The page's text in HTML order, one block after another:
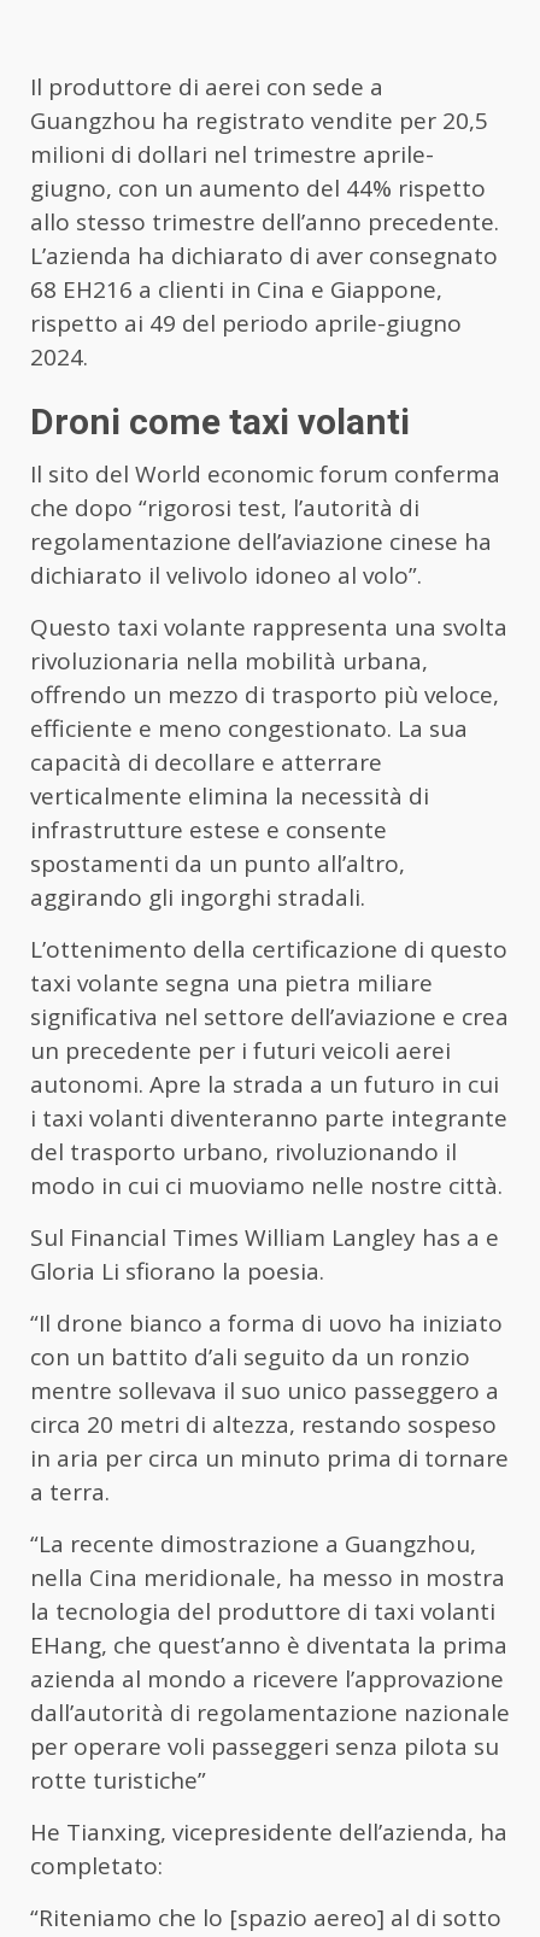
Il produttore di aerei con sede a
Guangzhou ha registrato vendite per 20,5
milioni di dollari nel trimestre aprile-
giugno, con un aumento del 44% rispetto
allo stesso trimestre dell’anno precedente.
L’azienda ha dichiarato di aver consegnato
68 EH216 a clienti in Cina e Giappone,
rispetto ai 49 del periodo aprile-giugno
2024.
Droni come taxi volanti
Il sito del World economic forum conferma
che dopo “rigorosi test, l’autorità di
regolamentazione dell’aviazione cinese ha
dichiarato il velivolo idoneo al volo”.
Questo taxi volante rappresenta una svolta
rivoluzionaria nella mobilità urbana,
offrendo un mezzo di trasporto più veloce,
efficiente e meno congestionato. La sua
capacità di decollare e atterrare
verticalmente elimina la necessità di
infrastrutture estese e consente
spostamenti da un punto all’altro,
aggirando gli ingorghi stradali.
L’ottenimento della certificazione di questo
taxi volante segna una pietra miliare
significativa nel settore dell’aviazione e crea
un precedente per i futuri veicoli aerei
autonomi. Apre la strada a un futuro in cui
i taxi volanti diventeranno parte integrante
del trasporto urbano, rivoluzionando il
modo in cui ci muoviamo nelle nostre città.
Sul Financial Times William Langley has a e
Gloria Li sfiorano la poesia.
“Il drone bianco a forma di uovo ha iniziato
con un battito d’ali seguito da un ronzio
mentre sollevava il suo unico passeggero a
circa 20 metri di altezza, restando sospeso
in aria per circa un minuto prima di tornare
a terra.
“La recente dimostrazione a Guangzhou,
nella Cina meridionale, ha messo in mostra
la tecnologia del produttore di taxi volanti
EHang, che quest’anno è diventata la prima
azienda al mondo a ricevere l’approvazione
dall’autorità di regolamentazione nazionale
per operare voli passeggeri senza pilota su
rotte turistiche”
He Tianxing, vicepresidente dell’azienda, ha
completato:
“Riteniamo che lo [spazio aereo] al di sotto